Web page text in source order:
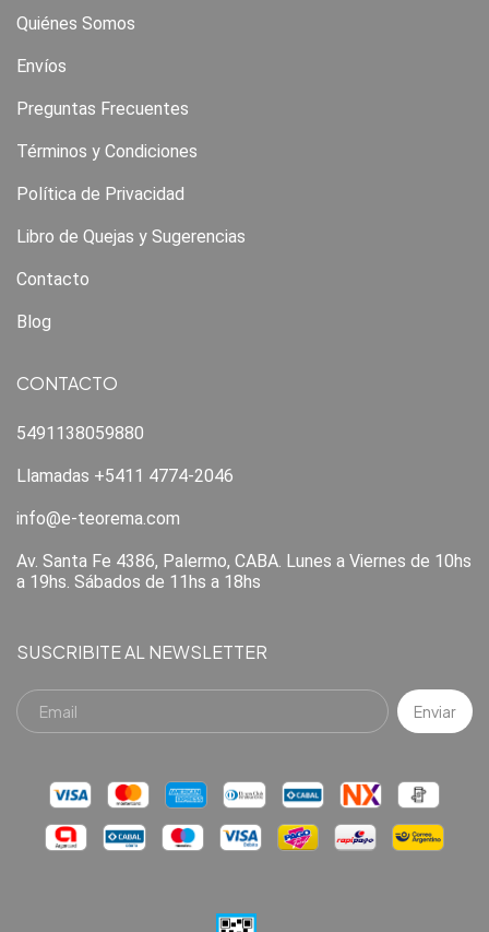
Quiénes Somos
Envíos
Preguntas Frecuentes
Términos y Condiciones
Política de Privacidad
Libro de Quejas y Sugerencias
Contacto
Blog
CONTACTO
5491138059880
Llamadas +5411 4774-2046
info@e-teorema.com
Av. Santa Fe 4386, Palermo, CABA. Lunes a Viernes de 10hs
a 19hs. Sábados de 11hs a 18hs
SUSCRIBITE AL NEWSLETTER